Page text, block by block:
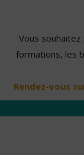
Vous
formations, les
Rendez-vous